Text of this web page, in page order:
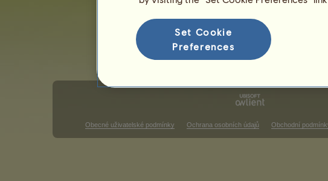
V tomto pořadí není nic k zobrazení
Vítězství v
Obecné uživatelské podmínky Ochrana osobních údajů Obchodní
Set Cookie
Preferences